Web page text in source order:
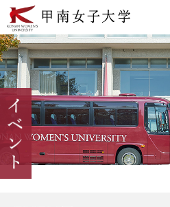
本
文
へ
の
リ
ン
ナ
ビ
ゲ
ー
シ
ョ